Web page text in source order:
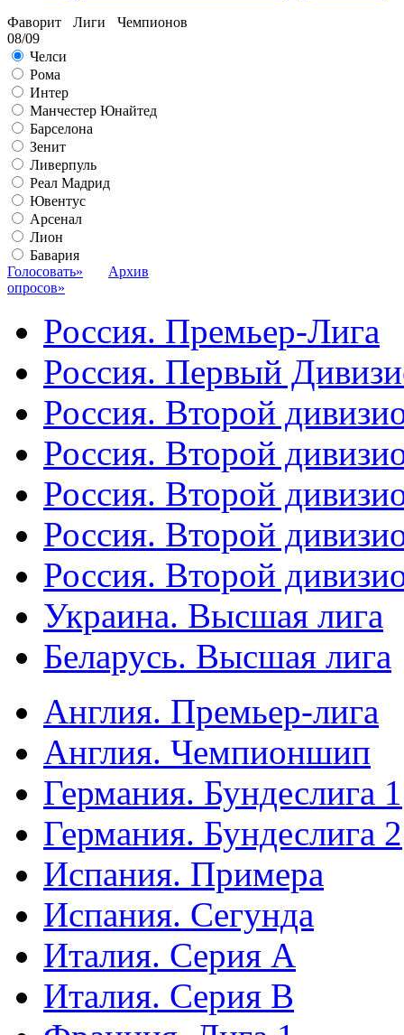
Фаворит Лиги Чемпионов
08/09
Челси
Рома
Интер
Манчестер Юнайтед
Барселона
Зенит
Ливерпуль
Реал Мадрид
Ювентус
Арсенал
Лион
Бавария
Голосовать»
Архив
опросов»
Россия. Премьер-Лига
Россия. Первый
Россия. Второй
Россия. Второй
Россия. Второй
Россия. Второй
Россия. Второй
Украина. Высшая лига
Беларусь. Высшая лига
Англия. Премьер-лига
Англия. Чемпионшип
Германия. Бундеслига 1
Германия. Бундеслига 2
Испания. Примера
Испания. Сегунда
Италия. Серия А
Италия. Серия B